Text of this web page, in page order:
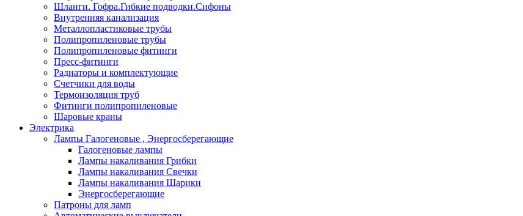
Шланги. Гофра.Гибкие подводки.Сифоны
Внутренняя канализация
Металлопластиковые трубы
Полипропиленовые трубы
Полипропиленовые фитинги
Пресс-фитинги
Радиаторы и комплектующие
Счетчики для воды
Термоизоляция труб
Фитинги полипропиленовые
Шаровые краны
Электрика
Лампы Галогеновые , Энергосберегающие
Галогеновые лампы
Лампы накаливания Грибки
Лампы накаливания Свечки
Лампы накаливания Шарики
Энергосберегающие
Патроны для ламп